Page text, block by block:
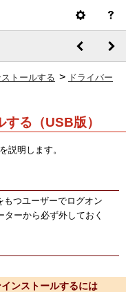
トールする > ドライバー
る（USB版）
説明します。
もつユーザーでログオン
ーから必ず外しておく
ンストールするには